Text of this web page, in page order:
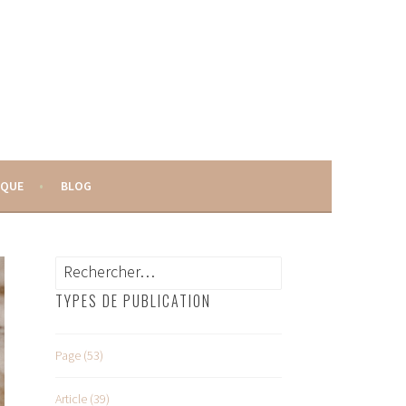
BLOG
Rechercher :
TYPES DE PUBLICATION
Page (53)
Article (39)